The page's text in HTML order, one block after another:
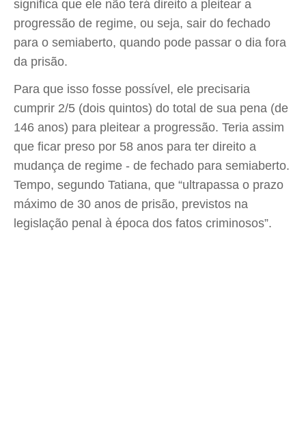
significa que ele não terá direito a pleitear a
progressão de regime, ou seja, sair do fechado
para o semiaberto, quando pode passar o dia fora
da prisão.
Para que isso fosse possível, ele precisaria
cumprir 2/5 (dois quintos) do total de sua pena (de
146 anos) para pleitear a progressão. Teria assim
que ficar preso por 58 anos para ter direito a
mudança de regime - de fechado para semiaberto.
Tempo, segundo Tatiana, que “ultrapassa o prazo
máximo de 30 anos de prisão, previstos na
legislação penal à época dos fatos criminosos”.